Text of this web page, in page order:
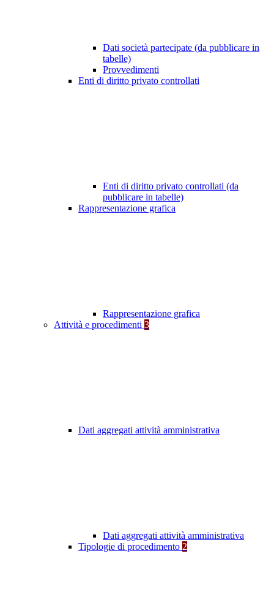
Dati società partecipate (da pubblicare in
tabelle)
Provvedimenti
Enti di diritto privato controllati
Enti di diritto privato controllati (da
pubblicare in tabelle)
Rappresentazione grafica
Rappresentazione grafica
Attività e procedimenti 3
Dati aggregati attività amministrativa
Dati aggregati attività amministrativa
Tipologie di procedimento 2